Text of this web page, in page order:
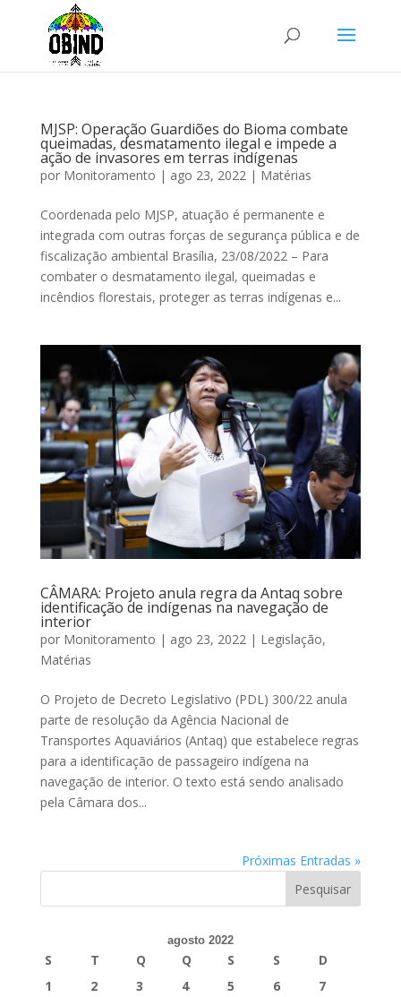
MJSP: Operação Guardiões do Bioma combate
queimadas, desmatamento ilegal e impede a
ação de invasores em terras indígenas
por Monitoramento | ago 23, 2022| Matérias
Coordenada pelo MJSP, atuação é permanente e
integrada com outras forças de segurança pública e de
fiscalização ambiental Brasília, 23/08/2022 – Para
combater o desmatamento ilegal, queimadas e
incêndios florestais, proteger as terras indígenas e...
CÂMARA: Projeto anula regra da Antaq sobre
identificação de indígenas na navegação de
interior
por Monitoramento | ago 23, 2022| Legislação,
Matérias
O Projeto de Decreto Legislativo (PDL) 300/22 anula
parte de resolução da Agência Nacional de
Transportes Aquaviários (Antaq) que estabelece regras
para a identificação de passageiro indígena na
navegação de interior. O texto está sendo analisado
pela Câmara dos...
Próximas Entradas »
agosto 2022
S T Q Q S S
D
1
2 3 4 5 6
7